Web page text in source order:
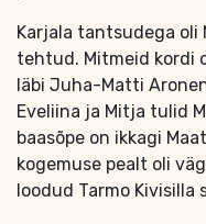
Karjala tantsudega oli
tehtud. Mitmeid kordi
läbi Juha-Matti
Eveliina ja Mitja tulid
baasõpe on ikkagi
kogemuse pealt oli
loodud Tarmo Kivisilla